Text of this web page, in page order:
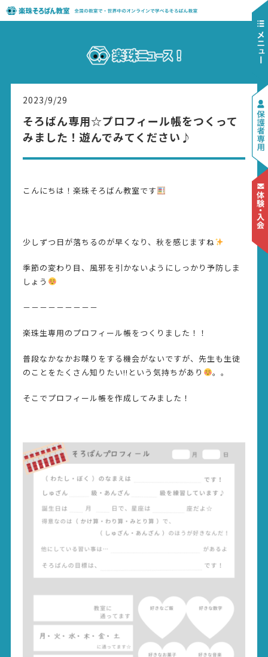
2023/9/29
そろばん専用☆プロフィール帳をつくって
みました！遊んでみてください♪
こんにちは！楽珠そろばん教室です
少しずつ日が落ちるのが早くなり、秋を感じますね
季節の変わり目、風邪を引かないようにしっかり予防しま
しょう
－－－－－－－－－
楽珠生専用のプロフィール帳をつくりました！！
普段なかなかお喋りをする機会がないですが、先生も生徒
のことをたくさん知りたい!!という気持ちがあり
。。
そこでプロフィール帳を作成してみました！